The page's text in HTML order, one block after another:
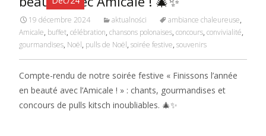
19 décembre 2024 aktualności ambiance chaleureuse,
Amicale, buffet, célébration, chansons polonaises, concours, convivialité,
gourmandises, Noël, pulls de Noël, soirée festive, souvenirs
Compte-rendu de notre soirée festive « Finissons l’année
en beauté avec l’Amicale ! » : chants, gourmandises et
concours de pulls kitsch inoubliables. 🎄✨